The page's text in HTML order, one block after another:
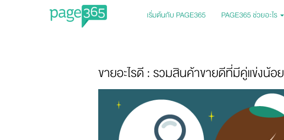
เริ่มต้นกับ PAGE365 PAGE365 ช่วยอะไร
ขายอะไรดี : รวมสินค้าขายดีที่มีคู่แข่งน้อย